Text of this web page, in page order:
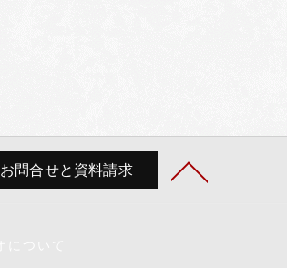
お問合せと資料請求